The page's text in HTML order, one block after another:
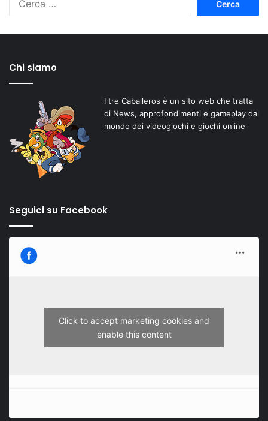
Chi siamo
I tre Caballeros è un sito web che tratta
di News, approfondimenti e gameplay dal
mondo dei videogiochi e giochi online
Seguici su Facebook
Click to accept marketing cookies and
enable this content